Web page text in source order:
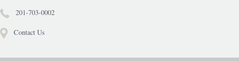
201-703-0002
Contact Us